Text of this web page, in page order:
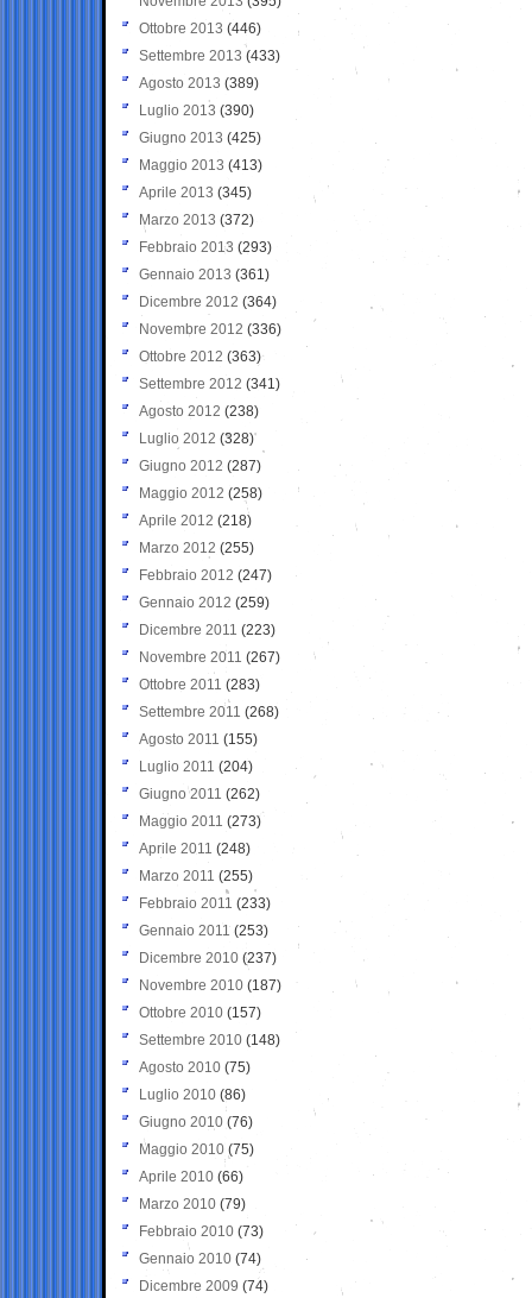
Ottobre 2013 (446)
Settembre 2013 (433)
Agosto 2013 (389)
Luglio 2013 (390)
Giugno 2013 (425)
Maggio 2013 (413)
Aprile 2013 (345)
Marzo 2013 (372)
Febbraio 2013 (293)
Gennaio 2013 (361)
Dicembre 2012 (364)
Novembre 2012 (336)
Ottobre 2012 (363)
Settembre 2012 (341)
Agosto 2012 (238)
Luglio 2012 (328)
Giugno 2012 (287)
Maggio 2012 (258)
Aprile 2012 (218)
Marzo 2012 (255)
Febbraio 2012 (247)
Gennaio 2012 (259)
Dicembre 2011 (223)
Novembre 2011 (267)
Ottobre 2011 (283)
Settembre 2011 (268)
Agosto 2011 (155)
Luglio 2011 (204)
Giugno 2011 (262)
Maggio 2011 (273)
Aprile 2011 (248)
Marzo 2011 (255)
Febbraio 2011 (233)
Gennaio 2011 (253)
Dicembre 2010 (237)
Novembre 2010 (187)
Ottobre 2010 (157)
Settembre 2010 (148)
Agosto 2010 (75)
Luglio 2010 (86)
Giugno 2010 (76)
Maggio 2010 (75)
Aprile 2010 (66)
Marzo 2010 (79)
Febbraio 2010 (73)
Gennaio 2010 (74)
Dicembre 2009 (74)